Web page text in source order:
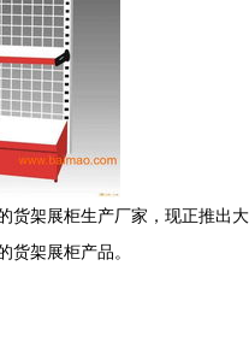
货架展柜生产厂家，现正推出大
货架展柜产品。